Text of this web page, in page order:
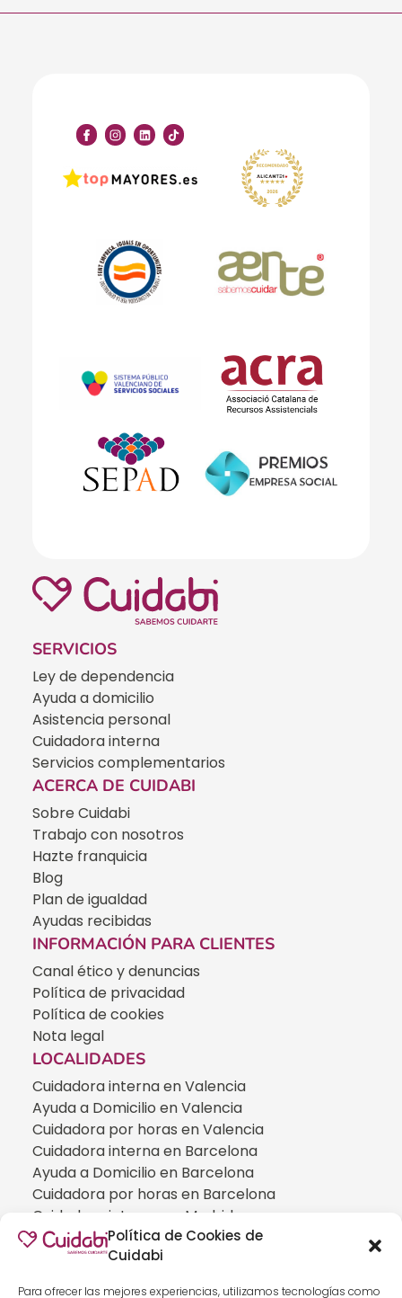
Política de Cookies de
Cuidabi
Para ofrecer las mejores experiencias, utilizamos tecnologías como
SERVICIOS
Ley de dependencia
Ayuda a domicilio
Asistencia personal
Cuidadora interna
Servicios complementarios
ACERCA DE CUIDABI
Sobre Cuidabi
Trabajo con nosotros
Hazte franquicia
Blog
Plan de igualdad
Ayudas recibidas
INFORMACIÓN PARA CLIENTES
Canal ético y denuncias
Política de privacidad
Política de cookies
Nota legal
LOCALIDADES
Cuidadora interna en Valencia
Ayuda a Domicilio en Valencia
Cuidadora por horas en Valencia
Cuidadora interna en Barcelona
Ayuda a Domicilio en Barcelona
Cuidadora por horas en Barcelona
Cuidadora interna en Madrid
Ayuda a Domicilio en Madrid
Cuidadora por horas en Madrid
CUIDADOS ESPECIALIZADOS